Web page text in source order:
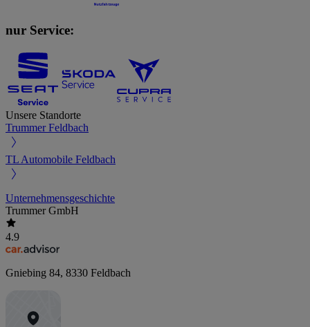
nur Service:
Unsere Standorte
Trummer Feldbach
TL Automobile Feldbach
Unternehmensgeschichte
Trummer GmbH
4.9
Gniebing 84, 8330 Feldbach